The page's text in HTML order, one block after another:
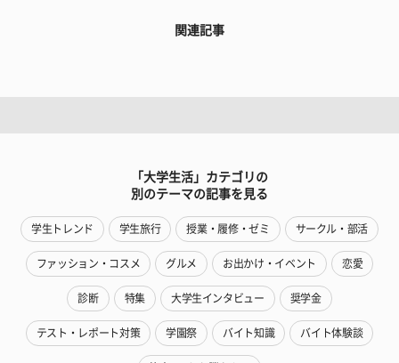
関連記事
「大学生活」カテゴリの
別のテーマの記事を見る
学生トレンド 学生旅行 授業・履修・ゼミ サークル・部活
ファッション・コスメ グルメ お出かけ・イベント 恋愛
診断 特集 大学生インタビュー 奨学金
テスト・レポート対策 学園祭 バイト知識 バイト体験談